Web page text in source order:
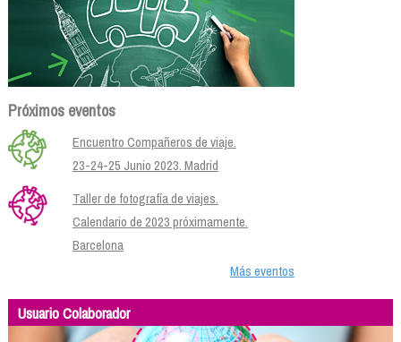
Próximos eventos
Encuentro Compañeros de viaje.
23-24-25 Junio 2023. Madrid
Taller de fotografía de viajes.
Calendario de 2023 próximamente.
Barcelona
Más eventos
Usuario Colaborador